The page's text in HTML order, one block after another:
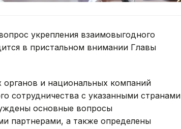
укрепления взаимовыгодного
в пристальном внимании Главы
и национальных компаний
сотрудничества с указанными странами
основные вопросы
партнерами, а также определены